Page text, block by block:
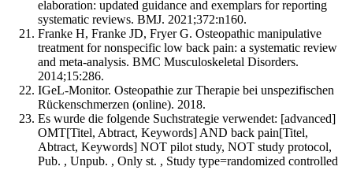
elaboration: updated guidance and exemplars for reporting
systematic reviews. BMJ. 2021;372:n160.
Franke H, Franke JD, Fryer G. Osteopathic manipulative
treatment for nonspecific low back pain: a systematic review
and meta-analysis. BMC Musculoskeletal Disorders.
2014;15:286.
IGeL-Monitor. Osteopathie zur Therapie bei unspezifischen
Rückenschmerzen (online). 2018.
Es wurde die folgende Suchstrategie verwendet: [advanced]
OMT[Titel, Abtract, Keywords] AND back pain[Titel,
Abtract, Keywords] NOT pilot study, NOT study protocol,
Pub. , Unpub. , Only st. , Study type=randomized controlled